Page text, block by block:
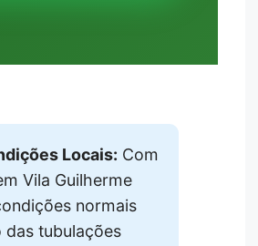
Locais: Com
Vila Guilherme
normais
das tubulações